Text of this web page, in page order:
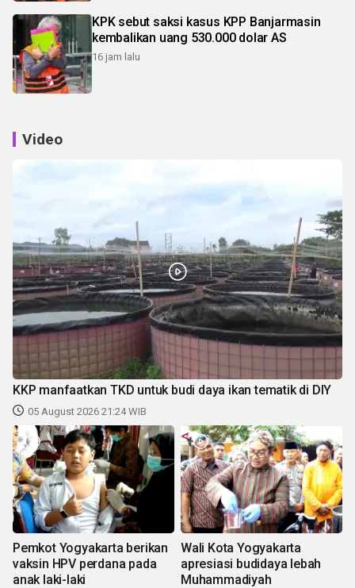
KPK sebut saksi kasus KPP Banjarmasin
kembalikan uang 530.000 dolar AS
16 jam lalu
Video
KKP manfaatkan TKD untuk budi daya ikan tematik di DIY
05 August 2026 21:24 WIB
Pemkot Yogyakarta berikan
vaksin HPV perdana pada
anak laki-laki
Wali Kota Yogyakarta
apresiasi budidaya lebah
Muhammadiyah